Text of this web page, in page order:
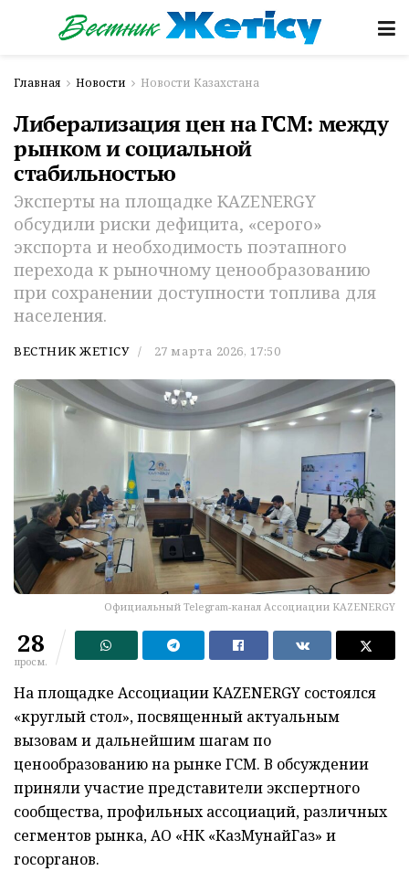
Главная Новости Новости Казахстана
Либерализация цен на ГСМ: между
рынком и социальной
стабильностью
Эксперты на площадке KAZENERGY
обсудили риски дефицита, «серого»
экспорта и необходимость поэтапного
перехода к рыночному ценообразованию
при сохранении доступности топлива для
населения.
ВЕСТНИК ЖЕТІСУ 27 марта 2026, 17:50
Официальный Telegram-канал Ассоциации KAZENERGY
28
просм.
На площадке Ассоциации KAZENERGY состоялся
«круглый стол», посвященный актуальным
вызовам и дальнейшим шагам по
ценообразованию на рынке ГСМ. В обсуждении
приняли участие представители экспертного
сообщества, профильных ассоциаций, различных
сегментов рынка, АО «НК «КазМунайГаз» и
госорганов.